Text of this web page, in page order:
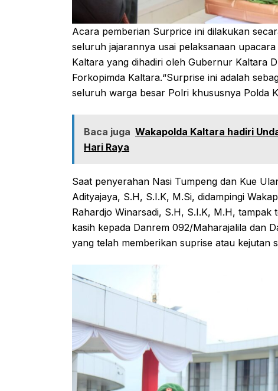
Acara pemberian Surprice ini dilakukan
seluruh jajarannya usai pelaksanaan
Kaltara yang dihadiri oleh Gubernur Kaltara
Forkopimda Kaltara.“Surprise ini adalah
seluruh warga besar Polri khususnya Polda
Baca juga Wakapolda Kaltara hadiri
Hari Raya
Saat penyerahan Nasi Tumpeng dan Kue
Adityajaya, S.H, S.I.K, M.Si, didampingi
Rahardjo Winarsadi, S.H, S.I.K, M.H,
kasih kepada Danrem 092/Maharajalila dan
yang telah memberikan suprise atau kejutan